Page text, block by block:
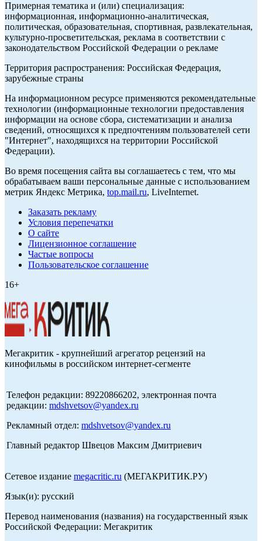
Примерная тематика и (или) специализация:
информационная, информационно-аналитическая,
политическая, образовательная, спортивная, развлекательная,
культурно-просветительская, реклама в соответствии с
законодательством Российской Федерации о рекламе
Территория распространения: Российская Федерация,
зарубежные страны
На информационном ресурсе применяются рекомендательные
технологии (информационные технологии предоставления
информации на основе сбора, систематизации и анализа
сведений, относящихся к предпочтениям пользователей сети
"Интернет", находящихся на территории Российской
Федерации).
Во время посещения сайта вы соглашаетесь с тем, что мы
обрабатываем ваши персональные данные с использованием
метрик Яндекс Метрика, top.mail.ru, LiveInternet.
Заказать рекламу
Условия перепечатки
О сайте
Лицензионное соглашение
Частые вопросы
Пользовательское соглашение
16+
Мегакритик - крупнейший агрегатор рецензий на
кинофильмы в российском интернет-сегменте
Телефон редакции: 89220866202, электронная почта
редакции: mdshvetsov@yandex.ru
Рекламный отдел: mdshvetsov@yandex.ru
Главный редактор Швецов Максим Дмитриевич
Сетевое издание megacritic.ru (МЕГАКРИТИК.РУ)
Язык(и): русский
Перевод наименования (названия) на государственный язык
Российской Федерации: Мегакритик